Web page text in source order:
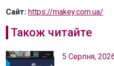
Сайт: https://makey.com.ua/
Також читайте
5 Серпня,